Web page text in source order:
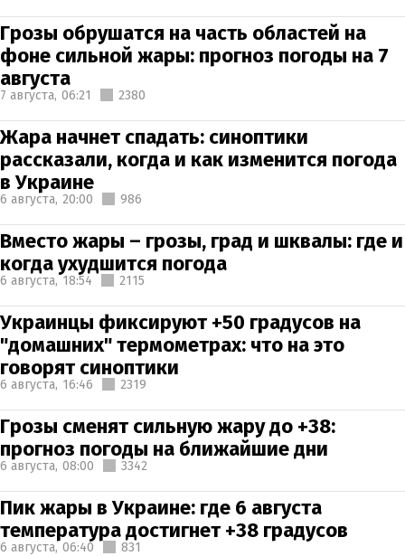
Грозы обрушатся на часть областей на
фоне сильной жары: прогноз погоды на 7
августа
7 августа, 06:21 2380
Жара начнет спадать: синоптики
рассказали, когда и как изменится погода
в Украине
6 августа, 20:00 986
Вместо жары – грозы, град и шквалы: где и
когда ухудшится погода
6 августа, 18:54 2115
Украинцы фиксируют +50 градусов на
"домашних" термометрах: что на это
говорят синоптики
6 августа, 16:46 2319
Грозы сменят сильную жару до +38:
прогноз погоды на ближайшие дни
6 августа, 08:00 3342
Пик жары в Украине: где 6 августа
температура достигнет +38 градусов
6 августа, 06:40 831